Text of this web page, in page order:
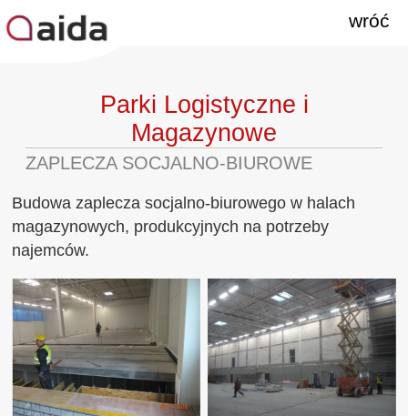
wróć
Parki Logistyczne i
Magazynowe
ZAPLECZA SOCJALNO-BIUROWE
Budowa zaplecza socjalno-biurowego w halach
magazynowych, produkcyjnych na potrzeby
najemców.